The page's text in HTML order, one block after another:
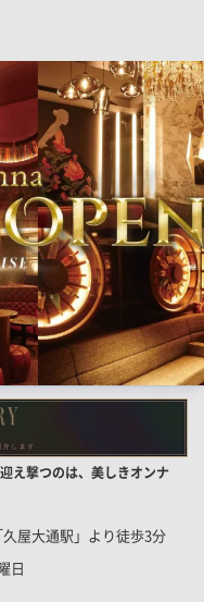
え撃つのは、美しきオンナ
屋大通駅」より徒歩3分
日